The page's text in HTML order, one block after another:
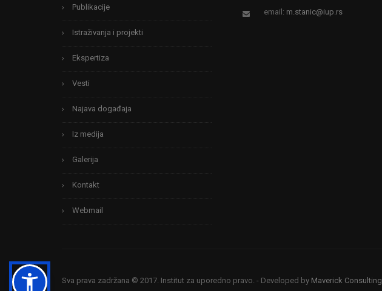
Publikacije
Istraživanja i projekti
Ekspertiza
Vesti
Najava događaja
Iz medija
Galerija
Kontakt
Webmail
email: m.stanic@iup.rs
Sva prava zadržana © 2017. Institut za uporedno pravo. - Developed by Maverick Consulting